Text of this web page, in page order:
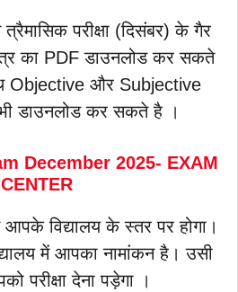
परीक्षा (दिसंबर) के गैर
का PDF डाउनलोड कर सकते
Objective और Subjective
भी डाउनलोड कर सकते है ।
December 2025- EXAM
CENTER
विद्यालय के स्तर पर होगा।
में आपका नामांकन है। उसी
परीक्षा देना पड़ेगा ।